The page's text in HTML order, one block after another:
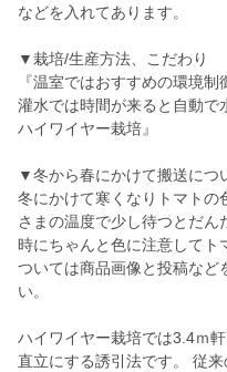
などを入れてあります。
▼栽培/生産方法、こだわり
『温室ではおすすめの環境制
灌水では時間が来ると自
ハイワイヤー栽培』
▼冬から春にかけて搬送につ
冬にかけて寒くなりトマトの
さまの温度で少し待つとだん
時にちゃんと色に注意してト
ついては商品画像と投稿など
い。
ハイワイヤー栽培では3.4ｍ
直立にする誘引法です。 従